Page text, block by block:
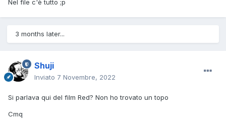
Nel file c'è tutto ;p
3 months later...
Shuji
Inviato 7 Novembre, 2022
Si parlava qui del film Red? Non ho trovato un topo
Cmq